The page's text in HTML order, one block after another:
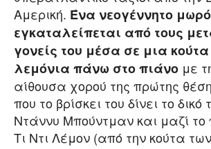
Αμερική. Ένα νεογέννητο μωρό
εγκαταλείπεται από τους
γονείς του μέσα σε μια
λεμόνια πάνω στο πιάνο με
αίθουσα χορού της πρώτης
που το βρίσκει του δίνει το
Ντάννυ Μπούντμαν και μαζί το
Τι Ντι Λέμον (από την κούτα